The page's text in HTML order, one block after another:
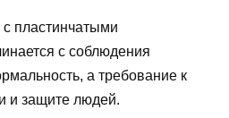
с пластинчатыми
с соблюдения
а требование к
и защите людей.